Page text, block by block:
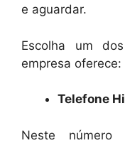
e aguardar.
Escolha um
empresa oferece:
Telefone
Neste